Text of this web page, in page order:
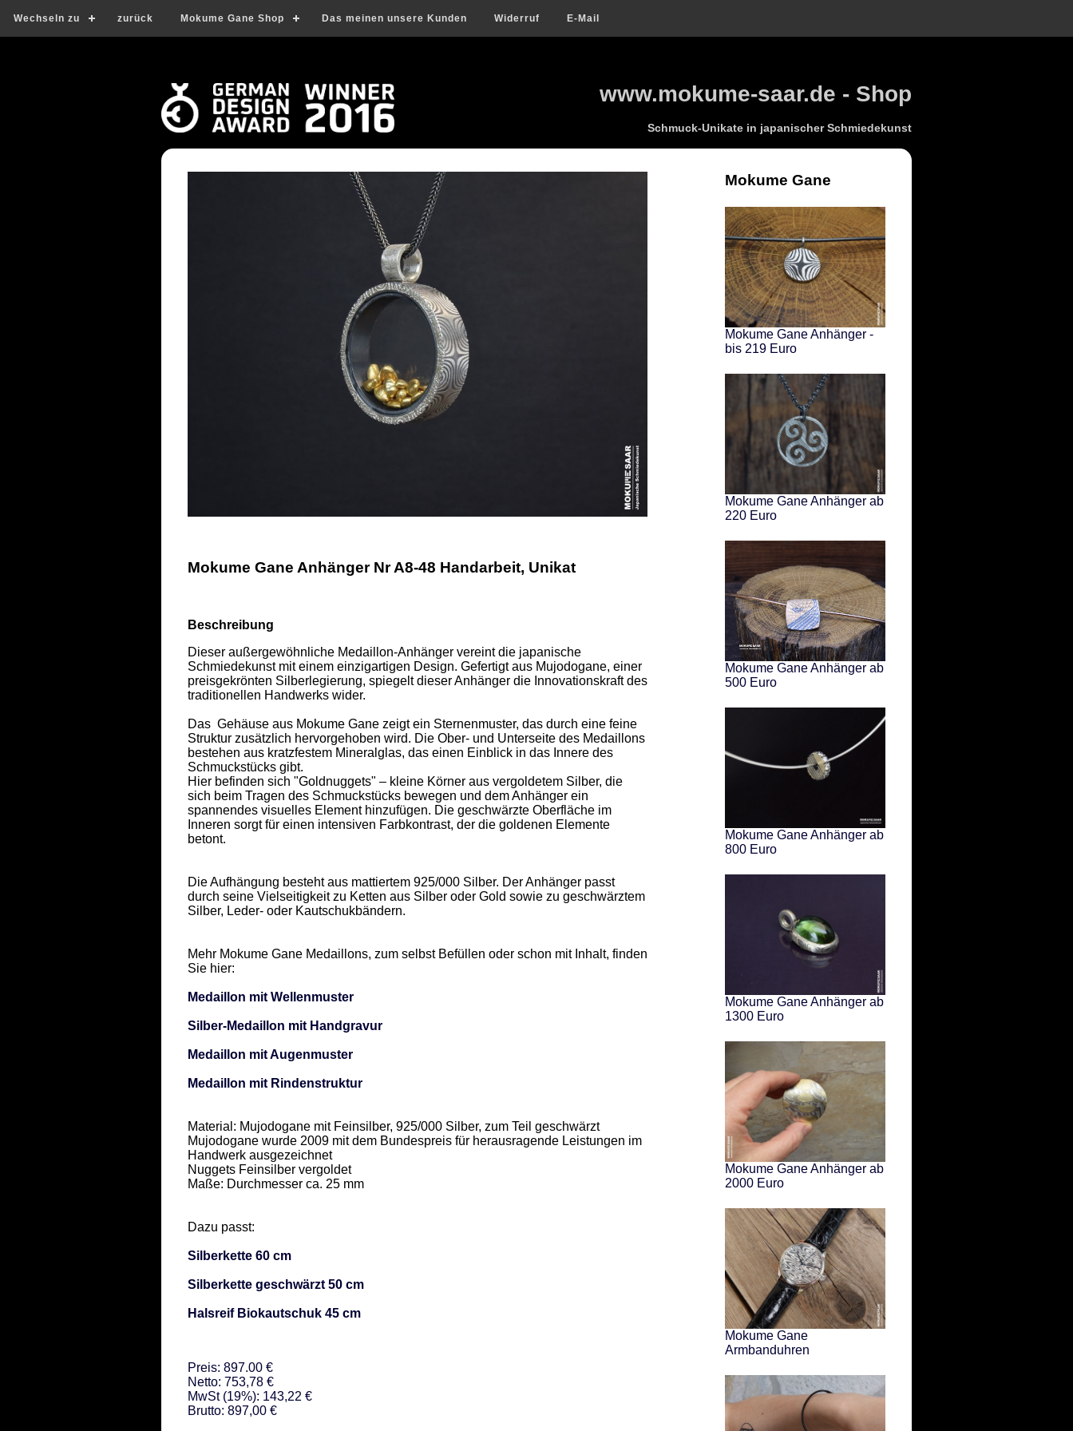
Wechseln zu zurück Mokume Gane Shop Das meinen unsere Kunden Widerruf E-Mail
www.mokume-saar.de - Shop
Schmuck-Unikate in japanischer Schmiedekunst
Mokume Gane Anhänger Nr A8-48 Handarbeit, Unikat
Beschreibung
Dieser außergewöhnliche Medaillon-Anhänger vereint die japanische
Schmiedekunst mit einem einzigartigen Design. Gefertigt aus Mujodogane, einer
preisgekrönten Silberlegierung, spiegelt dieser Anhänger die Innovationskraft des
traditionellen Handwerks wider.
Das  Gehäuse aus Mokume Gane zeigt ein Sternenmuster, das durch eine feine
Struktur zusätzlich hervorgehoben wird. Die Ober- und Unterseite des Medaillons
bestehen aus kratzfestem Mineralglas, das einen Einblick in das Innere des
Schmuckstücks gibt.
Hier befinden sich "Goldnuggets" – kleine Körner aus vergoldetem Silber, die
sich beim Tragen des Schmuckstücks bewegen und dem Anhänger ein
spannendes visuelles Element hinzufügen. Die geschwärzte Oberfläche im
Inneren sorgt für einen intensiven Farbkontrast, der die goldenen Elemente
betont.
Die Aufhängung besteht aus mattiertem 925/000 Silber. Der Anhänger passt
durch seine Vielseitigkeit zu Ketten aus Silber oder Gold sowie zu geschwärztem
Silber, Leder- oder Kautschukbändern.
Mehr Mokume Gane Medaillons, zum selbst Befüllen oder schon mit Inhalt, finden
Sie hier:
Medaillon mit Wellenmuster
Silber-Medaillon mit Handgravur
Medaillon mit Augenmuster
Medaillon mit Rindenstruktur
Material: Mujodogane mit Feinsilber, 925/000 Silber, zum Teil geschwärzt
Mujodogane wurde 2009 mit dem Bundespreis für herausragende Leistungen im
Handwerk ausgezeichnet
Nuggets Feinsilber vergoldet
Maße: Durchmesser ca. 25 mm
Dazu passt:
Silberkette 60 cm
Silberkette geschwärzt 50 cm
Halsreif Biokautschuk 45 cm
Preis: 897.00 €
Netto: 753,78 €
MwSt (19%): 143,22 €
Brutto: 897,00 €
Mokume Gane
Mokume Gane Anhänger -
bis 219 Euro
Mokume Gane Anhänger ab
220 Euro
Mokume Gane Anhänger ab
500 Euro
Mokume Gane Anhänger ab
800 Euro
Mokume Gane Anhänger ab
1300 Euro
Mokume Gane Anhänger ab
2000 Euro
Mokume Gane
Armbanduhren